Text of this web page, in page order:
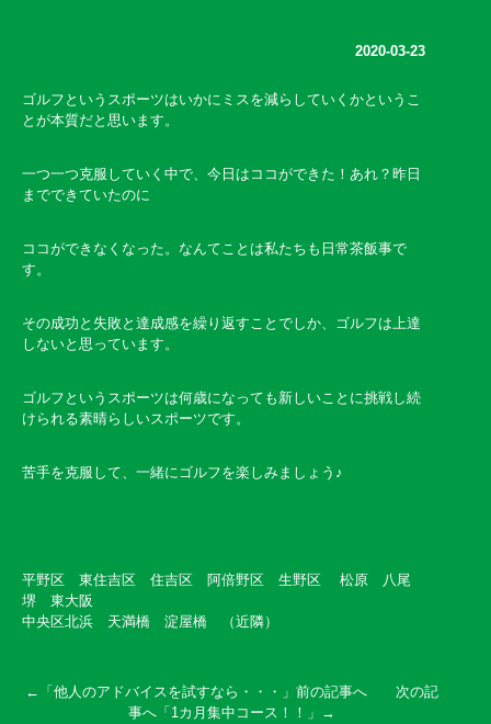
2020-03-23
ゴルフというスポーツはいかにミスを減らしていくかというこ
とが本質だと思います。
一つ一つ克服していく中で、今日はココができた！あれ？昨日
までできていたのに
ココができなくなった。なんてことは私たちも日常茶飯事で
す。
その成功と失敗と達成感を繰り返すことでしか、ゴルフは上達
しないと思っています。
ゴルフというスポーツは何歳になっても新しいことに挑戦し続
けられる素晴らしいスポーツです。
苦手を克服して、一緒にゴルフを楽しみましょう♪
平野区 東住吉区 住吉区 阿倍野区 生野区 松原 八尾
堺 東大阪
中央区北浜 天満橋 淀屋橋 （近隣）
←「他人のアドバイスを試すなら・・・ 」前の記事へ 次の記
事へ「 1カ月集中コース！！ 」→